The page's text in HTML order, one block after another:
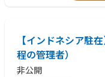
原料調達、製品販売や鉱
で、我が社の金属事業の
期待しています。
・海外相手の交渉の際に
とが必須。
※所属部署により、英語頻
め、英語に抵抗がない方が
【インドネシア駐
程の管理者）
非公開